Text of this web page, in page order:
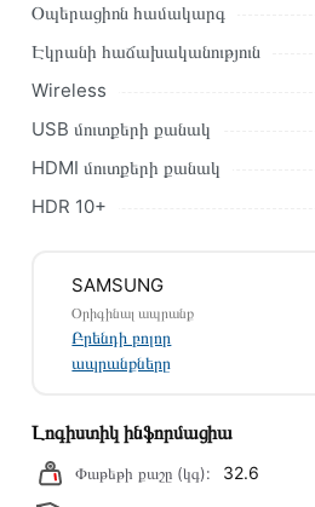
Կայքում տվյալ ապրանքի՝
QE65QN800CUXRU առաքման և
Մեր պրոֆեսիոնալ մենեջերները
կկապվեն ձեզ հետ՝
պայմանները։ Նախքան առցանց
խորհուրդ ենք տալիս կարդալ
Տվյալ ապրանքը սետիֆիկացված
կատարվում է 14 օրվա ընթացքում:
Օպերացիոն համակարգ
Էկրանի հաճախականություն
Wireless
USB մուտքերի քանակ
HDMI մուտքերի քանակ
HDR 10+
SAMSUNG
Օրիգինալ ապրանք
Բրենդի բոլոր
ապրանքները
Լոգիստիկ ինֆորմացիա
Փաթեթի քաշը (կգ): 32.6